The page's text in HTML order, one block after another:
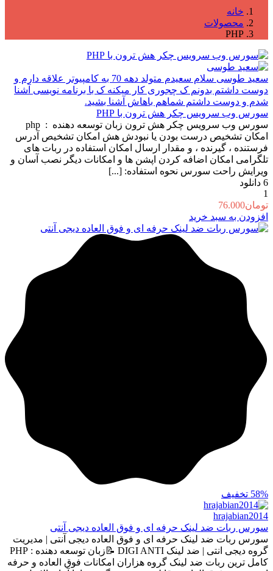
خانه
محصولات
PHP
سعید طوسی
سلام سعیدم متولد دهه 70 به کامپیوتر علاقه دارم و
دوست داشتم بدونم ک چجوری کار میکنه ک با برنامه نویسی آشنا
شدم و دوست داشتم شماهم باهاش آشنا بشید.
سورس وب سرویس چکر هش ترون با PHP
سورس وب سرویس چکر هش ترون زبان توسعه دهنده : php
امکان تشخیص درست بودن یا نبودش هش امکان تشخیص آدرس
فرستنده ، گیرنده ، و مقدار ارسال امکان استفاده در ربات های
تلگرامی امکان اضافه کردن اپشن ها و امکانات دیگر نصب آسان و
ویرایش راحت سورس نحوه استفاده: [...]
6 دانلود
1
تومان76.000
افزودن به سبد خرید
58% تخفیف
hrajabian2014
سورس ربات ضد لینک حرفه ای و فوق العاده دیجی آنتی
سورس ربات ضد لینک حرفه ای و فوق العاده دیجی آنتی | مدیریت
گروه دیجی انتی | ضد لینک DIGI ANTI 📝زبان توسعه دهنده : PHP
کامل ترین ربات ضد لینک گروه هزاران امکانات فوق العاده و حرفه